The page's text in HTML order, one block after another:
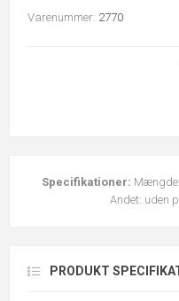
Varenummer: 2770
Specifikationer:
Andet: uden
PRODUKT